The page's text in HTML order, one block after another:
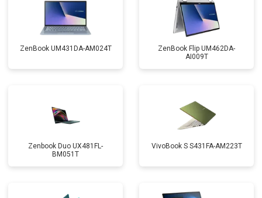
ZenBook UM431DA-AM024T
ZenBook Flip UM462DA-
AI009T
Zenbook Duo UX481FL-
BM051T
VivoBook S S431FA-AM223T